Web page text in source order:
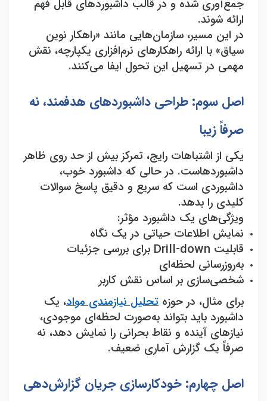
جمع‌آوری شده و در قالب داشبوردهای قابل فهم
ارائه شوند.
در این مسیر، سازمان‌هایی مانند «راهکار نوین
سیاق» با ارائه راهکارهای نرم‌افزاری یکپارچه، نقش
مهمی در تسهیل این تحول ایفا می‌کنند.
اصل سوم: طراحی داشبوردهای هدفمند، نه
صرفاً زیبا
یکی از اشتباهات رایج، تمرکز بیش از حد روی ظاهر
داشبوردهاست. در حالی که داشبورد خوب،
داشبوردی است که سریع و دقیق پاسخ سوالات
کلیدی را بدهد.
ویژگی‌های یک داشبورد مؤثر:
نمایش اطلاعات حیاتی در یک نگاه
قابلیت
برای بررسی جزئیات
به‌روزرسانی لحظه‌ای
شخصی‌سازی بر اساس نقش کاربر
برای مثال، در حوزه تحلیل نیازمندی مواد، یک
داشبورد باید بتواند به‌صورت لحظه‌ای موجودی،
نیازهای آینده و نقاط بحرانی را نمایش دهد، نه
صرفاً یک گزارش آماری ضعیف.
اصل چهارم: خودکارسازی جریان گزارش‌دهی